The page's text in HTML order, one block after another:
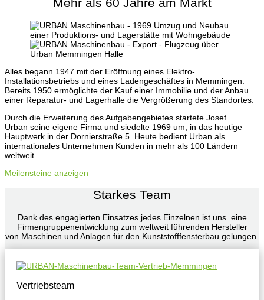
Mehr als 60 Jahre am Markt
Alles begann 1947 mit der Eröffnung eines Elektro-
Installationsbetriebs und eines Ladengeschäftes in Memmingen.
Bereits 1950 ermöglichte der Kauf einer Immobilie und der Anbau
einer Reparatur- und Lagerhalle die Vergrößerung des Standortes.
Durch die Erweiterung des Aufgabengebietes startete Josef
Urban seine eigene Firma und siedelte 1969 um, in das heutige
Hauptwerk in der Dornierstraße 5. Heute bedient Urban als
internationales Unternehmen Kunden in mehr als 100 Ländern
weltweit.
Meilensteine anzeigen
Starkes Team
Dank des engagierten Einsatzes jedes Einzelnen ist uns eine
Firmengruppenentwicklung zum weltweit führenden Hersteller
von Maschinen und Anlagen für den Kunststofffensterbau gelungen.
Vertriebsteam